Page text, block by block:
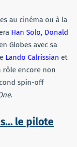
au cinéma ou à la
Han Solo, Donald
Globes avec sa
Lando Calrissian et
rôle encore non
spin-off
.
le pilote